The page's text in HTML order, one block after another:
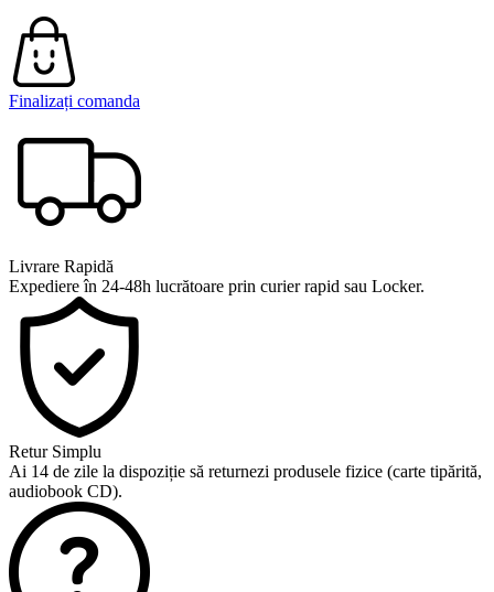
Finalizați comanda
Livrare Rapidă
Expediere în 24-48h lucrătoare prin curier rapid sau Locker.
Retur Simplu
Ai 14 de zile la dispoziție să returnezi produsele fizice (carte tipărită,
audiobook CD).